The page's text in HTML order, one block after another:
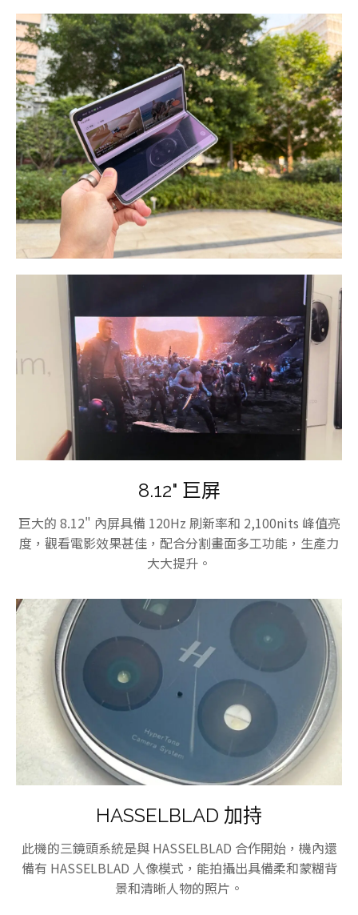
8.12" 巨屏
巨大的 8.12" 內屏具備 120Hz 刷新率和 2,100nits 峰值亮
度，觀看電影效果甚佳，配合分割畫面多工功能，生產力
大大提升。
HASSELBLAD 加持
此機的三鏡頭系統是與 HASSELBLAD 合作開始，機內還
備有 HASSELBLAD 人像模式，能拍攝出具備柔和蒙糊背
景和清晰人物的照片。